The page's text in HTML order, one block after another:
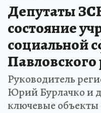
Депутаты
состояние
социальной
Павловского
Руководитель
Юрий Бурлачко и
ключевые